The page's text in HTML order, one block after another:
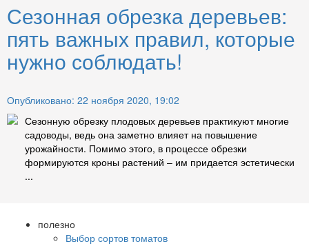
Сезонная обрезка деревьев:
пять важных правил, которые
нужно соблюдать!
Опубликовано: 22 ноября 2020, 19:02
Сезонную обрезку плодовых деревьев практикуют многие
садоводы, ведь она заметно влияет на повышение
урожайности. Помимо этого, в процессе обрезки
формируются кроны растений – им придается эстетически
...
полезно
Выбор сортов томатов